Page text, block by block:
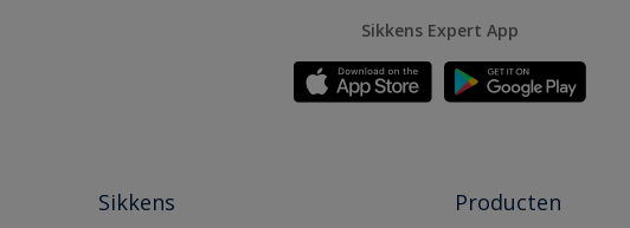
Sikkens Expert App
Sikkens Producten